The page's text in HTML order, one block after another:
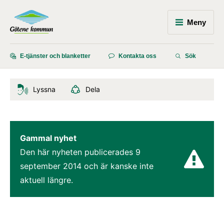
Meny
E-tjänster och blanketter Kontakta oss Sök
Lyssna Dela
Gammal nyhet
Den här nyheten publicerades 9
september 2014 och är kanske inte
aktuell längre.